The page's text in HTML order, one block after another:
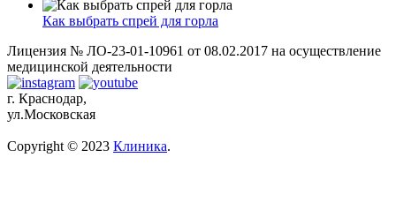
Как выбрать спрей для горла
Лицензия № ЛО-23-01-10961 от 08.02.2017 на осуществление
медицинской деятельности
г. Краснодар,
ул.Московская
Copyright © 2023 Клиника.